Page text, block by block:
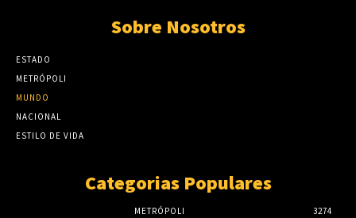
Sobre Nosotros
ESTADO
METRÓPOLI
MUNDO
NACIONAL
ESTILO DE VIDA
Categorias Populares
METRÓPOLI 3274